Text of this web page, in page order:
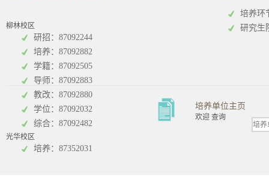
工商管理学院
柳林校区
研招：87092244
培养：87092882
学籍：87092505
导师：87092883
教改：87092880
学位：87092032
综合：87092482
光华校区
培养：87352031
培养环
研究生
培养单位主页
欢迎 查询